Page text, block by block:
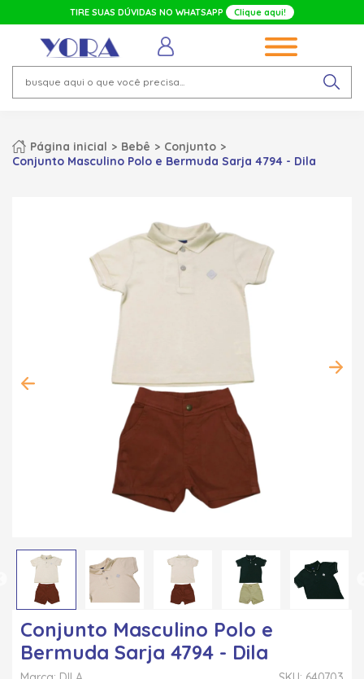
TIRE SUAS DÚVIDAS NO WHATSAPP Clique aqui!
Página inicial Bebê
Conjunto
Conjunto Masculino Polo e Bermuda Sarja 4794 - Dila
Conjunto Masculino Polo e
Bermuda Sarja 4794 - Dila